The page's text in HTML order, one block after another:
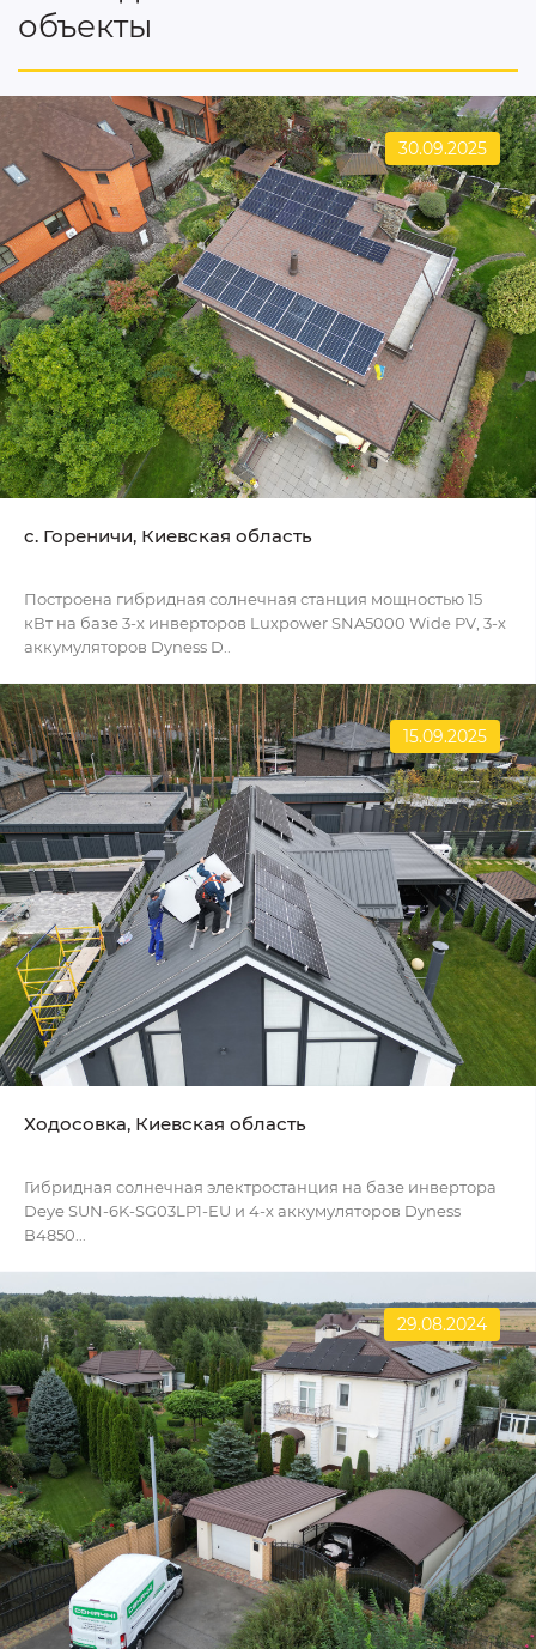
объекты
30.09.2025
c. Гореничи, Киевская область
Построена гибридная солнечная станция мощностью 15
кВт на базе 3-х инверторов Luxpower SNA5000 Wide PV, 3-х
аккумуляторов Dyness D..
15.09.2025
Ходосовка, Киевская область
Гибридная солнечная электростанция на базе инвертора
Deye SUN-6K-SG03LP1-EU и 4-х аккумуляторов Dyness
B4850...
29.08.2024